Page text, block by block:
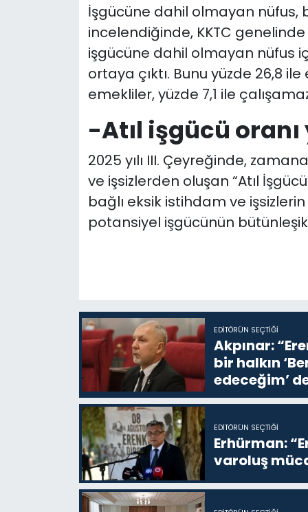
İşgücüne dahil olmayan nüfus,
incelendiğinde, KKTC
işgücüne dahil olmayan nüfus
ortaya çıktı. Bunu yüzde 26,8
emekliler, yüzde 7,1 ile
-Atıl işgücü oranı
2025 yılı III. Çeyreğinde,
ve işsizlerden oluşan “Atıl
bağlı eksik istihdam ve
potansiyel işgücünün
EDITÖRÜN SEÇTIĞI
Akpınar:
bir halkın
edeceğim’
EDITÖRÜN SEÇTIĞI
Erhürman:
varoluş